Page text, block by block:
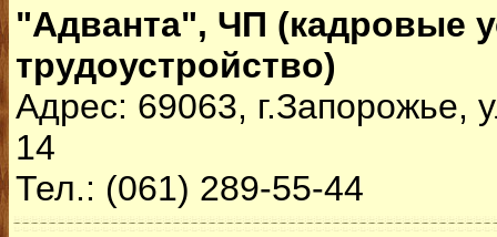
"Адванта", ЧП (кадровые
трудоустройство)
Адрес: 69063, г.Запорожье,
14
Тел.: (061) 289-55-44